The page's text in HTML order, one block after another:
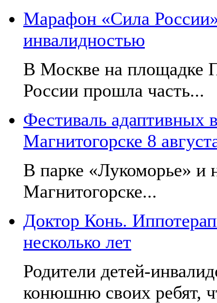
Марафон «Сила
инвалидностью
В Москве на площадке
России прошла часть...
Фестиваль адаптивных
Магнитогорске 8
В парке «Лукоморье» и
Магнитогорске...
Доктор Конь.
несколько лет
Родители детей-
конюшню своих ребят,